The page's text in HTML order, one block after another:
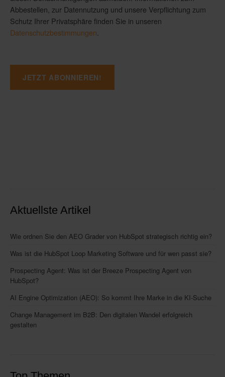
Abbestellen, zur Datennutzung und unsere Verpflichtung zum
Schutz Ihrer Privatsphäre finden Sie in unseren
Datenschutzbestimmungen
Aktuellste Artikel
Wie ordnen Sie den AEO Grader von HubSpot strategisch richtig ein?
Was ist die HubSpot Loop Marketing Software und für wen passt sie?
Prospecting Agent: Was ist der Breeze Prospecting Agent von
HubSpot?
AI Engine Optimization (AEO): So kommt Ihre Marke in die KI-Suche
Change Management im B2B: Den digitalen Wandel erfolgreich
gestalten